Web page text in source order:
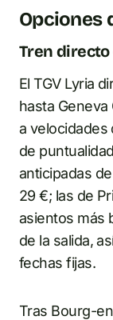
Opciones
Tren
El TGV Lyria
hasta Geneva
a velocidades
de
anticipadas
29 €; las de
asientos más
de la salida,
fechas fijas.
Tras Bourg-